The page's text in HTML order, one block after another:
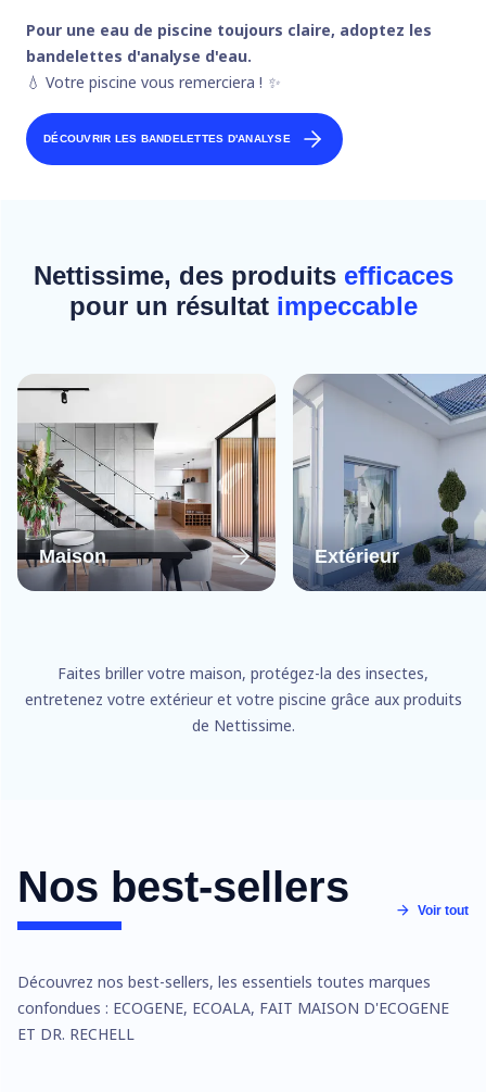
Pour une eau de piscine toujours claire, adoptez les
bandelettes d'analyse d'eau.
💧 Votre piscine vous remerciera ! ✨
DÉCOUVRIR LES BANDELETTES D'ANALYSE
Nettissime, des produits efficaces
pour un résultat impeccable
Maison Extérieur
Faites briller votre maison, protégez-la des insectes,
entretenez votre extérieur et votre piscine grâce aux produits
de Nettissime.
Nos best-sellers Voir tout
Découvrez nos best-sellers, les essentiels toutes marques
confondues : ECOGENE, ECOALA, FAIT MAISON D'ECOGENE
ET DR. RECHELL